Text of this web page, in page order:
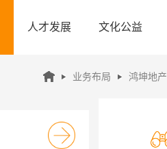
人才发展 文化公益
业务布局 鸿坤地产